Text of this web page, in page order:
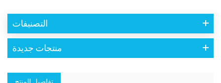
التصنيفات
منتجات جديدة